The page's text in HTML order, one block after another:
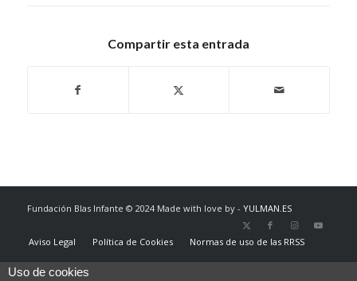
Compartir esta entrada
Fundación Blas Infante © 2024 Made with love by - YULMAN.ES
Aviso Legal Política de Cookies Normas de uso de las RRSS
Uso de cookies